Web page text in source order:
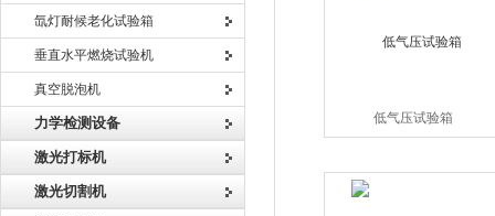
氙灯耐候老化试验箱
垂直水平燃烧试验机
真空脱泡机
力学检测设备
激光打标机
激光切割机
低气压试验箱